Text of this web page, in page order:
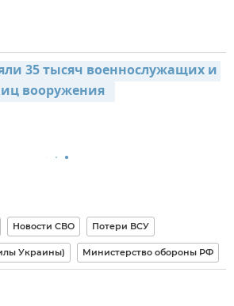
35 тысяч военнослужащих и
вооружения
Новости СВО Потери ВСУ
Украины) Министерство обороны РФ